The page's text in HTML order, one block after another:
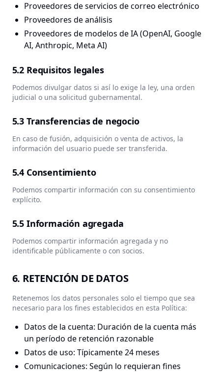
Proveedores de servicios de correo electrónico
Proveedores de análisis
Proveedores de modelos de IA (OpenAI, Google
AI, Anthropic, Meta AI)
5.2 Requisitos legales
Podemos divulgar datos si así lo exige la ley, una orden
judicial o una solicitud gubernamental.
5.3 Transferencias de negocio
En caso de fusión, adquisición o venta de activos, la
información del usuario puede ser transferida.
5.4 Consentimiento
Podemos compartir información con su consentimiento
explícito.
5.5 Información agregada
Podemos compartir información agregada y no
identificable públicamente o con socios.
6. RETENCIÓN DE DATOS
Retenemos los datos personales solo el tiempo que sea
necesario para los fines establecidos en esta Política:
Datos de la cuenta: Duración de la cuenta más
un período de retención razonable
Datos de uso: Típicamente 24 meses
Comunicaciones: Según lo requieran fines